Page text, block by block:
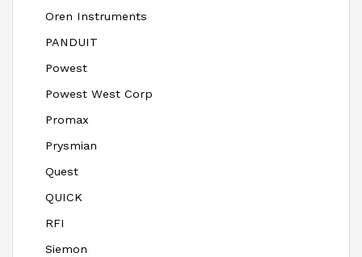
Oren Instruments
PANDUIT
Powest
Powest West Corp
Promax
Prysmian
Quest
QUICK
RFI
Siemon